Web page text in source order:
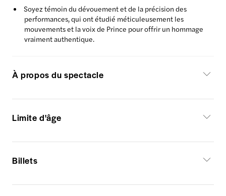
Soyez témoin du dévouement et de la précision des
performances, qui ont étudié méticuleusement les
mouvements et la voix de Prince pour offrir un hommage
vraiment authentique.
À propos du spectacle
Limite d'âge
Billets